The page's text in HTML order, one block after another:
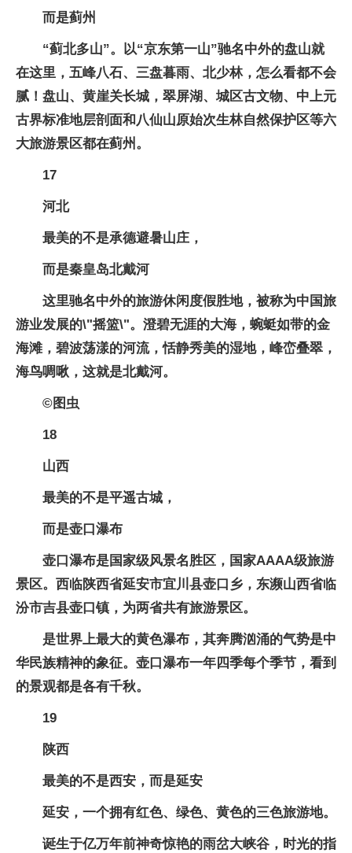
而是蓟州
“蓟北多山”。以“京东第一山”驰名中外的盘山就
在这里，五峰八石、三盘暮雨、北少林，怎么看都不会
腻！盘山、黄崖关长城，翠屏湖、城区古文物、中上元
古界标准地层剖面和八仙山原始次生林自然保护区等六
大旅游景区都在蓟州。
17
河北
最美的不是承德避暑山庄，
而是秦皇岛北戴河
这里驰名中外的旅游休闲度假胜地，被称为中国旅
游业发展的\"摇篮\"。澄碧无涯的大海，蜿蜓如带的金
海滩，碧波荡漾的河流，恬静秀美的湿地，峰峦叠翠，
海鸟啁啾，这就是北戴河。
©图虫
18
山西
最美的不是平遥古城，
而是壶口瀑布
壶口瀑布是国家级风景名胜区，国家AAAA级旅游
景区。西临陕西省延安市宜川县壶口乡，东濒山西省临
汾市吉县壶口镇，为两省共有旅游景区。
是世界上最大的黄色瀑布，其奔腾汹涌的气势是中
华民族精神的象征。壶口瀑布一年四季每个季节，看到
的景观都是各有千秋。
19
陕西
最美的不是西安，而是延安
延安，一个拥有红色、绿色、黄色的三色旅游地。
诞生于亿万年前神奇惊艳的雨岔大峡谷，时光的指